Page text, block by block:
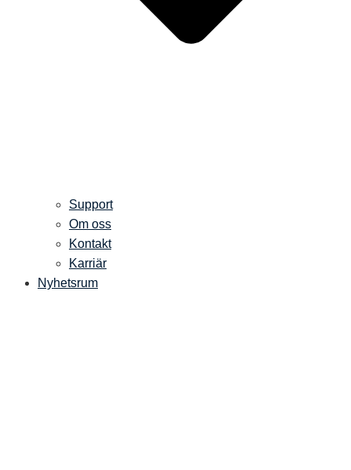
Support
Om oss
Kontakt
Karriär
Nyhetsrum